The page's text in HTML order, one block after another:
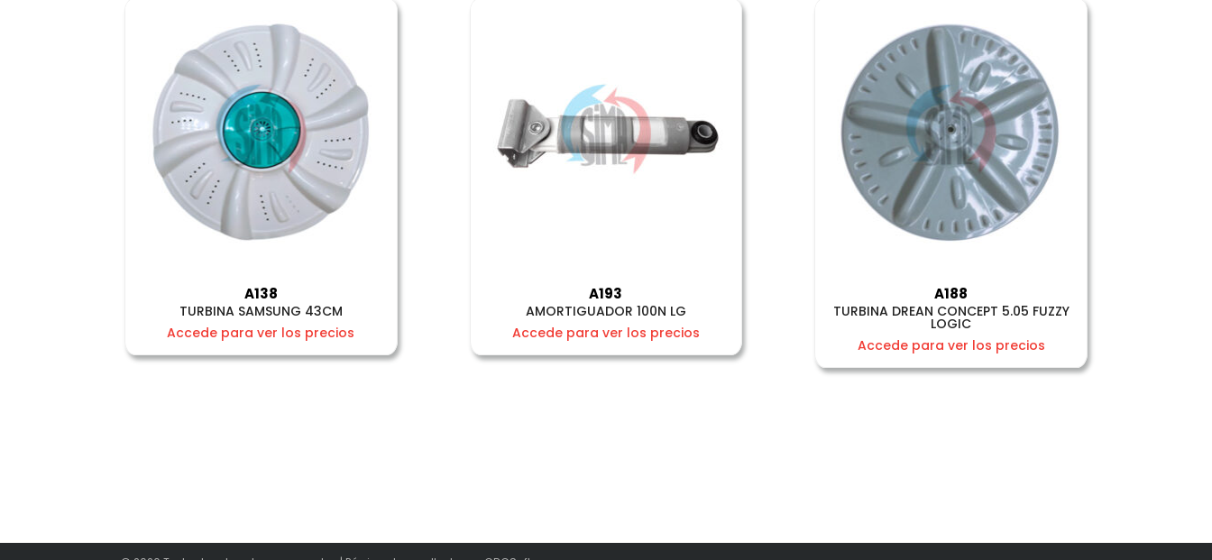
A138
TURBINA SAMSUNG 43CM
Accede para ver los precios
A193
AMORTIGUADOR 100N LG
Accede para ver los precios
A188
TURBINA DREAN CONCEPT 5.05 FUZZY
LOGIC
Accede para ver los precios